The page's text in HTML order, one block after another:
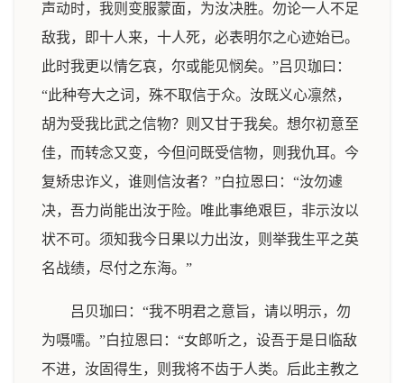
声动时，我则变服蒙面，为汝决胜。勿论一人不足
敌我，即十人来，十人死，必表明尔之心迹始已。
此时我更以情乞哀，尔或能见悯矣。”吕贝珈曰：
“此种夸大之词，殊不取信于众。汝既义心凛然，
胡为受我比武之信物？则又甘于我矣。想尔初意至
佳，而转念又变，今但问既受信物，则我仇耳。今
复矫忠诈义，谁则信汝者？”白拉恩曰：“汝勿遽
决，吾力尚能出汝于险。唯此事绝艰巨，非示汝以
状不可。须知我今日果以力出汝，则举我生平之英
名战绩，尽付之东海。”
吕贝珈曰：“我不明君之意旨，请以明示，勿
为嗫嚅。”白拉恩曰：“女郎听之，设吾于是日临敌
不进，汝固得生，则我将不齿于人类。后此主教之